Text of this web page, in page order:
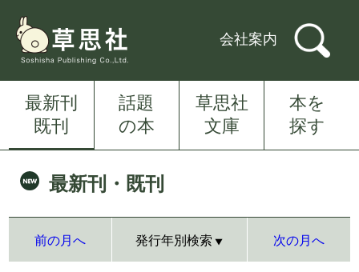
会社案内
最新刊
既刊
話題
の本
草思社
文庫
本を
探す
最新刊・既刊
前の月へ 発行年別検索 次の月へ